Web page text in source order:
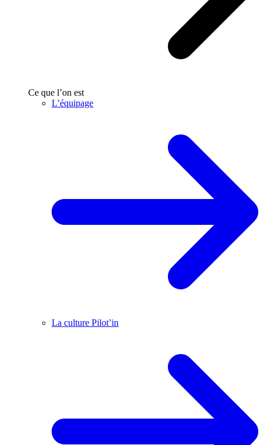
Ce que l’on est
L’équipage
La culture Pilot’in